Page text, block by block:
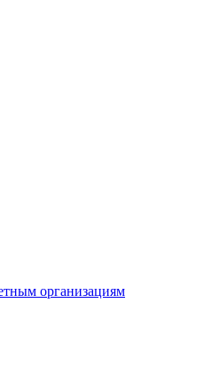
организациям